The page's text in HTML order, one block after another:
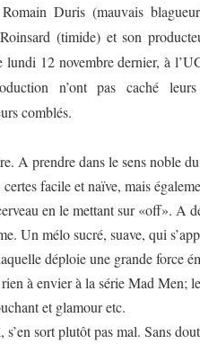
Duris (mauvais
(timide) et son
12 novembre dernier, à
n’ont pas caché
comblés.
A prendre dans le sens noble
facile et naïve, mais
en le mettant sur «off». A
Un mélo sucré, suave, qui
déploie une grande force
à envier à la série Mad Men;
et glamour etc.
sort plutôt pas mal. Sans